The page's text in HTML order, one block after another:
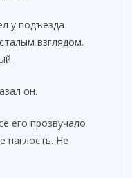
у подъезда
взглядом.
он.
его прозвучало
наглость. Не